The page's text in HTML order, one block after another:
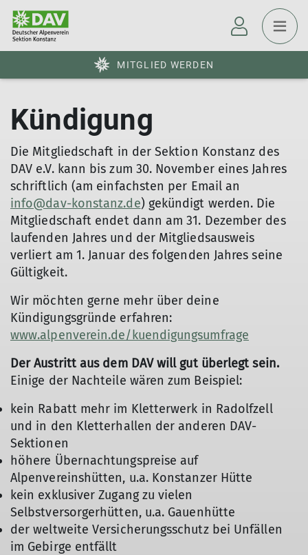
MITGLIED WERDEN
Kündigung
Die Mitgliedschaft in der Sektion Konstanz des
DAV e.V. kann bis zum 30. November eines Jahres
schriftlich (am einfachsten per Email an
info@dav-konstanz.de) gekündigt werden. Die
Mitgliedschaft endet dann am 31. Dezember des
laufenden Jahres und der Mitgliedsausweis
verliert am 1. Januar des folgenden Jahres seine
Gültigkeit.
Wir möchten gerne mehr über deine
Kündigungsgründe erfahren:
www.alpenverein.de/kuendigungsumfrage
Der Austritt aus dem DAV will gut überlegt sein.
Einige der Nachteile wären zum Beispiel:
kein Rabatt mehr im Kletterwerk in Radolfzell
und in den Kletterhallen der anderen DAV-
Sektionen
höhere Übernachtungspreise auf
Alpenvereinshütten, u.a. Konstanzer Hütte
kein exklusiver Zugang zu vielen
Selbstversorgerhütten, u.a. Gauenhütte
der weltweite Versicherungsschutz bei Unfällen
im Gebirge entfällt